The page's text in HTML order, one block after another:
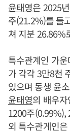
윤태영은 2025
주(21.2%)를 들
쳐 지분 26.86%
특수관계인 가운
가 각각 3만8천
있으며 동생 윤
윤태영의 배우
1200주(0.99%),
외 특수관게인